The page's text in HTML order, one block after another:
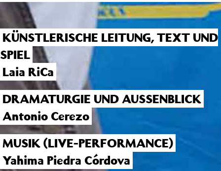
KÜNSTLERISCHE LEITUNG, TEXT UND
SPIEL
Laia RiCa
DRAMATURGIE UND AUSSENBLICK
Antonio Cerezo
MUSIK (LIVE-PERFORMANCE)
Yahima Piedra Córdova